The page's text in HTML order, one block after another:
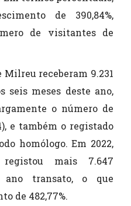
de 390,84%,
de visitantes de
Milreu receberam 9.231
meses deste ano,
o número de
e também o registado
homólogo. Em 2022,
mais 7.647
transato, o que
de 482,77%.